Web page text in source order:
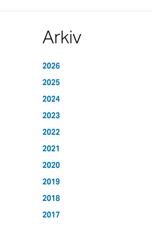
Arkiv
2026
2025
2024
2023
2022
2021
2020
2019
2018
2017